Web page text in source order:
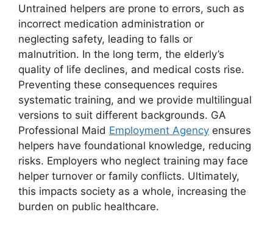
Untrained helpers are prone to errors, such as
incorrect medication administration or
neglecting safety, leading to falls or
malnutrition. In the long term, the elderly’s
quality of life declines, and medical costs rise.
Preventing these consequences requires
systematic training, and we provide multilingual
versions to suit different backgrounds. GA
Professional Maid Employment Agency ensures
helpers have foundational knowledge, reducing
risks. Employers who neglect training may face
helper turnover or family conflicts. Ultimately,
this impacts society as a whole, increasing the
burden on public healthcare.